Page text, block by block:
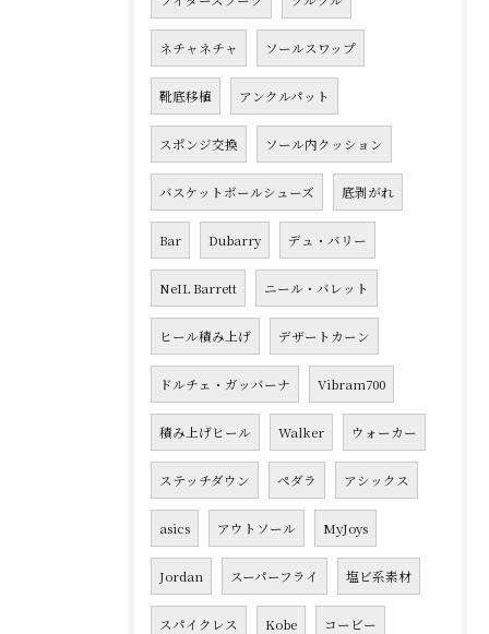
ネチャネチャ ソールスワップ
靴底移植 アンクルパット
スポンジ交換 ソール内クッション
バスケットボールシューズ 底剥がれ
Bar Dubarry デュ・バリー
NeIL Barrett ニール・バレット
ヒール積み上げ デザートカーン
ドルチェ・ガッバーナ Vibram700
積み上げヒール Walker ウォーカー
ステッチダウン ペダラ アシックス
asics アウトソール MyJoys
Jordan スーパーフライ 塩ビ系素材
スパイクレス Kobe コービー